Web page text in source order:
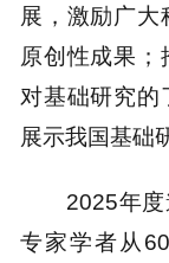
展，激励广大
原创性成果；
对基础研究的
展示我国基础
2025年
专家学者从